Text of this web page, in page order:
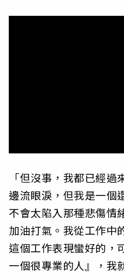
「但沒事，我都已經
邊流眼淚，但我是一個
不會太陷入那種悲傷情
加油打氣。我從工作中
這個工作表現蠻好的，
一個很專業的人』，我